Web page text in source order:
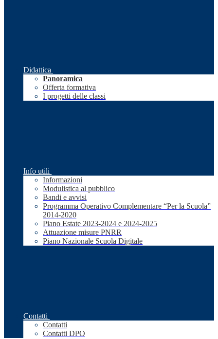
Didattica
Panoramica
Offerta formativa
I progetti delle classi
Info utili
Informazioni
Modulistica al pubblico
Bandi e avvisi
Programma Operativo Complementare “Per la Scuola”
2014-2020
Piano Estate 2023-2024 e 2024-2025
Attuazione misure PNRR
Piano Nazionale Scuola Digitale
Contatti
Contatti
Contatti DPO